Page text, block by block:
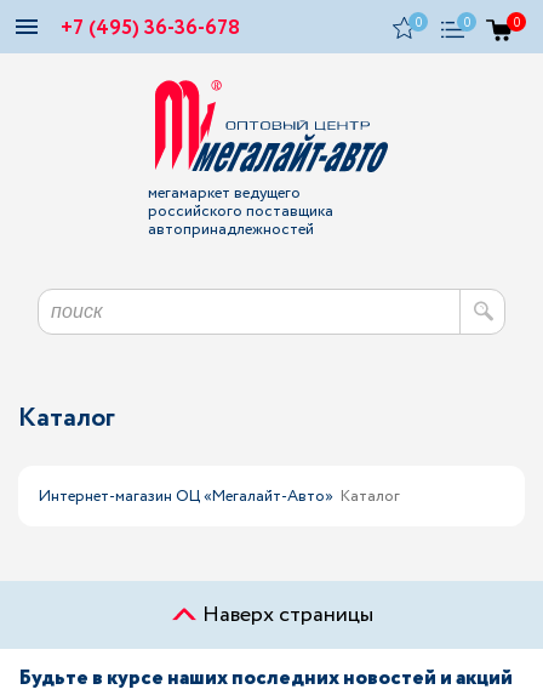
+7 (495) 36-36-678 0 0 0
мегамаркет ведущего
российского поставщика
автопринадлежностей
Каталог
Интернет-магазин ОЦ «Мегалайт-Авто» Каталог
Наверх страницы
Будьте в курсе наших последних новостей и акций